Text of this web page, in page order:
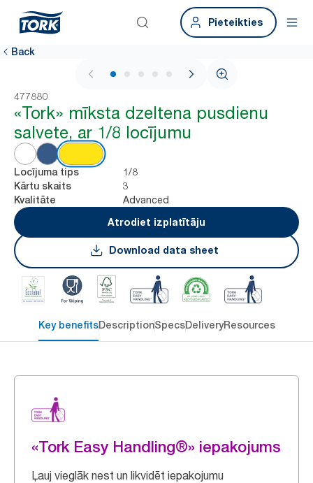
Pieteikties
Back
1 / 6
477880
«Tork» mīksta dzeltena pusdienu
salvete, ar 1/8 locījumu
Locījuma tips 1/8
Kārtu skaits 3
Kvalitāte
Advanced
Atrodiet izplatītāju
Download data sheet
Key benefitsDescriptionSpecsDeliveryResources
«Tork Easy Handling®» iepakojums
Ļauj vieglāk nest un likvidēt iepakojumu